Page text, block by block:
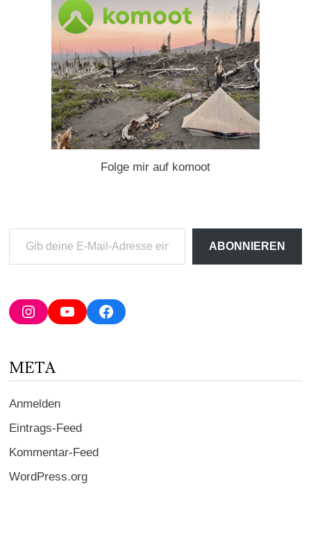
Folge mir auf komoot
deine
Adresse
ein ...
ABONNIEREN
InstagramYouTubeFacebook
META
Anmelden
Eintrags-Feed
Kommentar-Feed
WordPress.org